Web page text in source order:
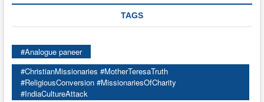
TAGS
#Analogue paneer
#ChristianMissionaries #MotherTeresaTruth
#ReligiousConversion #MissionariesOfCharity
#IndiaCultureAttack